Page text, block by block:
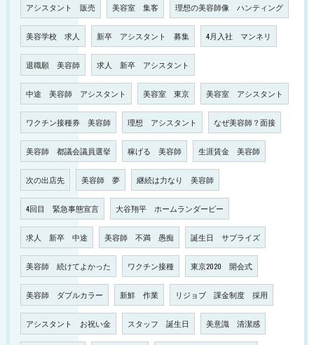
アシスタント 販売 美容室 集客 理想の美容師像 ハンティング
美容学校 求人 新卒 アシスタント 募集 4月入社 マンネリ
退職願 美容師 求人 新卒 アシスタント
中途 美容師 アシスタント 美容室 東京 美容室 アシスタント
ワクチン接種券 美容師 理想 アシスタント なぜ美容師？面接
美容師 都議会議員選挙 稼げる 美容師 生涯賃金 美容師
次の出店先 美容師 夢 継続は力なり 美容師
4回目 緊急事態宣言 大谷翔平 ホームランダービー
求人 新卒 中途 美容師 不満 愚痴 誕生日 サプライズ
美容師 続けてよかった ワクチン接種 東京2020 開会式
美容師 ダブルカラー 新鮮 作業 リジョブ 課金制度 採用
アシスタント お祝い金 スタッフ 誕生日 美意識 清潔感